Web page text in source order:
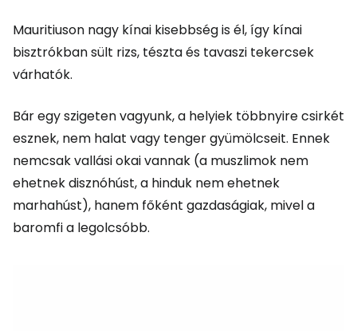
Mauritiuson nagy kínai kisebbség is él, így kínai
bisztrókban sült rizs, tészta és tavaszi tekercsek
várhatók.
Bár egy szigeten vagyunk, a helyiek többnyire csirkét
esznek, nem halat vagy tenger gyümölcseit. Ennek
nemcsak vallási okai vannak (a muszlimok nem
ehetnek disznóhúst, a hinduk nem ehetnek
marhahúst), hanem főként gazdaságiak, mivel a
baromfi a legolcsóbb.